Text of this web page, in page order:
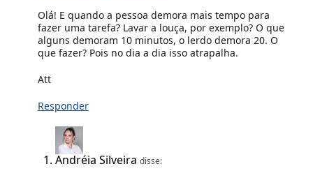
Olá! E quando a pessoa demora mais tempo para
fazer uma tarefa? Lavar a louça, por exemplo? O que
alguns demoram 10 minutos, o lerdo demora 20. O
que fazer? Pois no dia a dia isso atrapalha.
Att
Responder
Andréia Silveira disse: